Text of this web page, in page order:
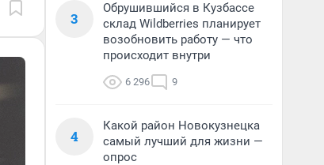
3
Обрушившийся в Кузбассе
склад Wildberries планирует
возобновить работу — что
происходит внутри
6 296 9
4
Какой район Новокузнецка
самый лучший для жизни —
опрос